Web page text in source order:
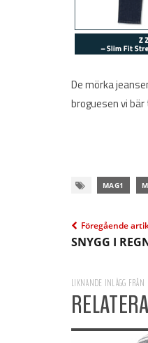
De mörka
broguesen vi
MAG1
Föregående
SNYGG I
LIKNANDE INLÄGG FRÅN